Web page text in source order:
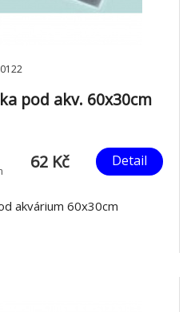
pod akv. 60x30cm
62 Kč Detail
akvárium 60x30cm